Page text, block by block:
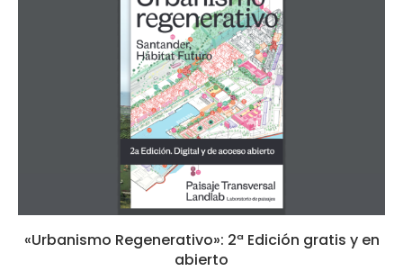
«Urbanismo Regenerativo»: 2ª Edición gratis y en
abierto